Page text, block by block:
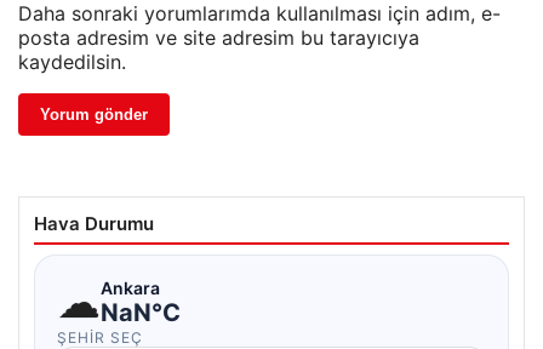
Daha sonraki yorumlarımda kullanılması için adım, e-
posta adresim ve site adresim bu tarayıcıya
kaydedilsin.
Hava Durumu
☁Ankara
NaN°C
ŞEHIR SEÇ